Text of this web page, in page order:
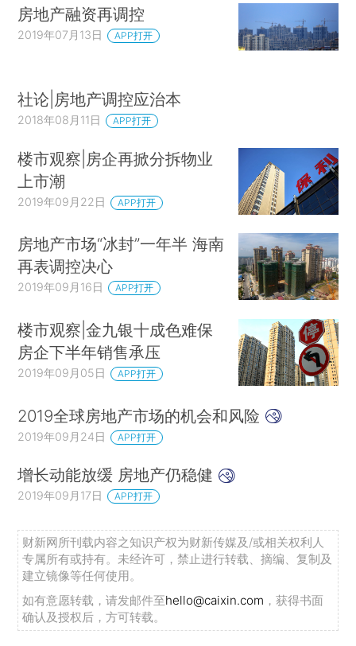
房地产融资再调控
2019年07月13日 APP打开
社论|房地产调控应治本
2018年08月11日 APP打开
楼市观察|房企再掀分拆物业
上市潮
2019年09月22日 APP打开
房地产市场“冰封”一年半 海南
再表调控决心
2019年09月16日 APP打开
楼市观察|金九银十成色难保
房企下半年销售承压
2019年09月05日 APP打开
2019全球房地产市场的机会和风险
2019年09月24日 APP打开
增长动能放缓 房地产仍稳健
2019年09月17日 APP打开
财新网所刊载内容之知识产权为财新传媒及/或相关权利人
专属所有或持有。未经许可，禁止进行转载、摘编、复制及
建立镜像等任何使用。
如有意愿转载，请发邮件至hello@caixin.com ，获得书面
确认及授权后，方可转载。